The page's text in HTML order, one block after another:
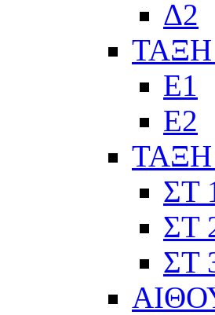
Δ2
ΤΑΞΗ
Ε1
Ε2
ΤΑΞΗ
ΣΤ
ΣΤ
ΣΤ